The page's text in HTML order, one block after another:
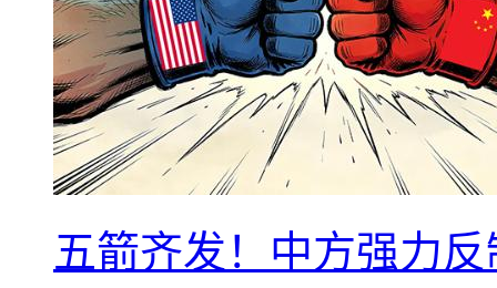
五箭齐发！中方强力